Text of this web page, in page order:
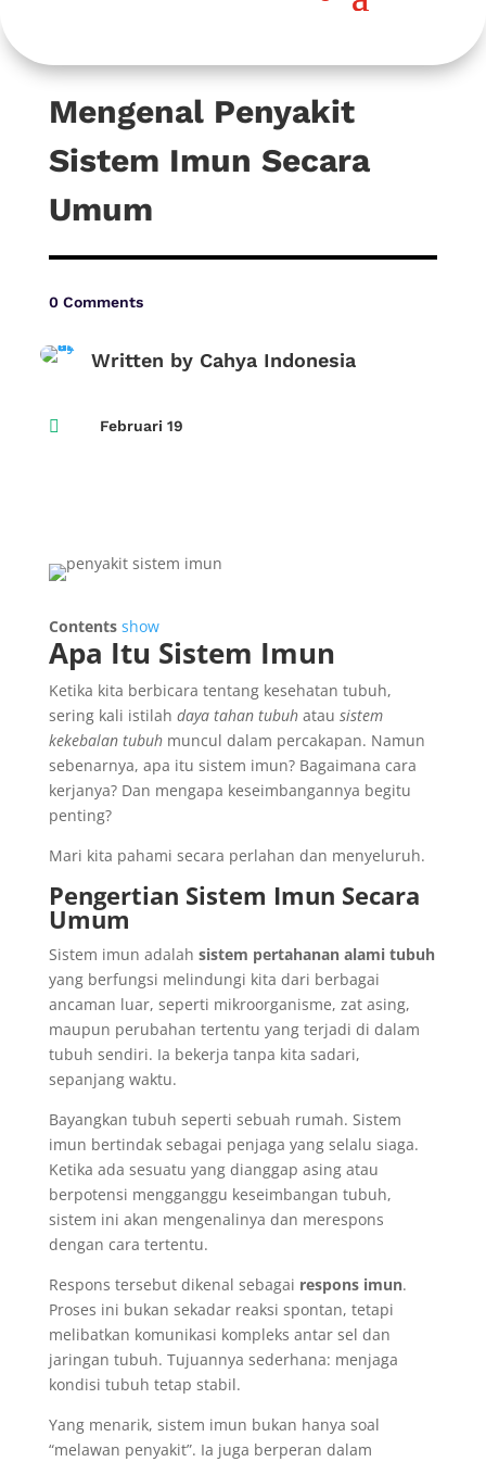
Mengenal Penyakit
Sistem Imun Secara
Umum
0 Comments
Written by Cahya Indonesia
 Februari 19
Contents show
Apa Itu Sistem Imun
Ketika kita berbicara tentang kesehatan tubuh,
sering kali istilah daya tahan tubuhatau sistem
kekebalan tubuhmuncul dalam percakapan. Namun
sebenarnya, apa itu sistem imun? Bagaimana cara
kerjanya? Dan mengapa keseimbangannya begitu
penting?
Mari kita pahami secara perlahan dan menyeluruh.
Pengertian Sistem Imun Secara
Umum
Sistem imun adalah sistem pertahanan alami tubuh
yang berfungsi melindungi kita dari berbagai
ancaman luar, seperti mikroorganisme, zat asing,
maupun perubahan tertentu yang terjadi di dalam
tubuh sendiri. Ia bekerja tanpa kita sadari,
sepanjang waktu.
Bayangkan tubuh seperti sebuah rumah. Sistem
imun bertindak sebagai penjaga yang selalu siaga.
Ketika ada sesuatu yang dianggap asing atau
berpotensi mengganggu keseimbangan tubuh,
sistem ini akan mengenalinya dan merespons
dengan cara tertentu.
Respons tersebut dikenal sebagai respons imun.
Proses ini bukan sekadar reaksi spontan, tetapi
melibatkan komunikasi kompleks antar sel dan
jaringan tubuh. Tujuannya sederhana: menjaga
kondisi tubuh tetap stabil.
Yang menarik, sistem imun bukan hanya soal
“melawan penyakit”. Ia juga berperan dalam